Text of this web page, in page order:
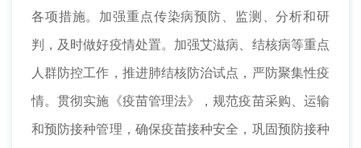
各项措施。加强重点传染病预防、监测、分析和研
判，及时做好疫情处置。加强艾滋病、结核病等重点
人群防控工作，推进肺结核防治试点，严防聚集性疫
情。贯彻实施《疫苗管理法》，规范疫苗采购、运输
和预防接种管理，确保疫苗接种安全，巩固预防接种